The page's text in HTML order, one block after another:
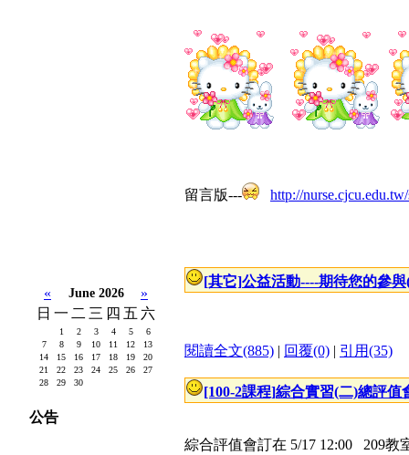
留言版--- http://
« June 2026
»
日 一 二 三 四 五 六
1 2 3 4 5
6
7
8 9 10 11 12
13
14
15 16 17 18 19
20
21
22 23 24 25 26
27
28
29 30
公告
[其它]公益活動----期待您的參與
閱讀全文(885) | 回覆(0) | 引用(35)
[100-2課程]綜合實習(二)總評值
綜合評值會訂在 5/17 12:00 209教